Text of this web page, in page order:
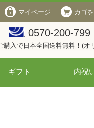
マイページ カゴ
0570-200-799
購入で日本全国送料無料！(オ
ギフト 内祝